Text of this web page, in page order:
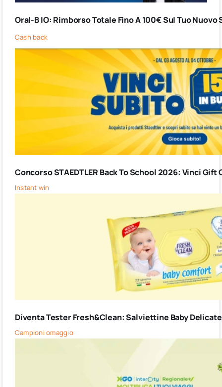
Oral-B IO: Rimborso Totale Fino A 100€ Sul Tuo
Cash back
Concorso STAEDTLER Back To School 2026: Vinci Gift
Instant win
Diventa Tester Fresh&Clean: Salviettine Baby
Campioni omaggio